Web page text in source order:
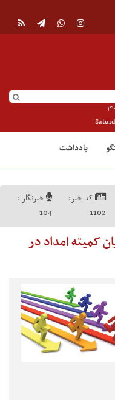
یادداشت
کد خبر:
1102
خبرنگار :
104
کمیته امداد در